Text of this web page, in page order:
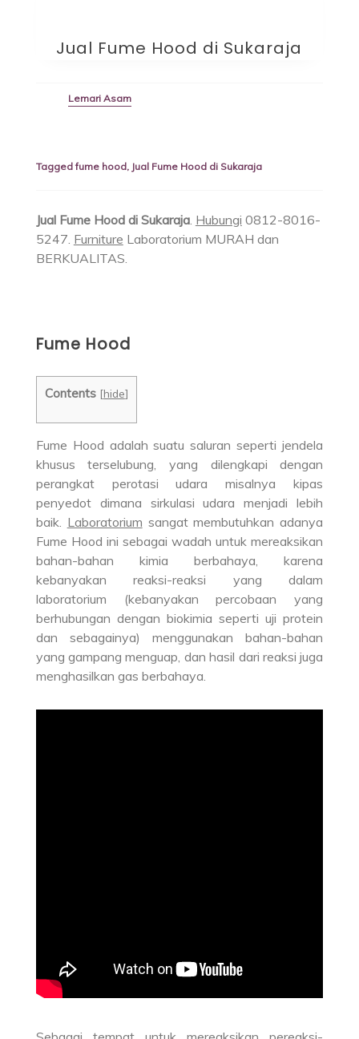
Jual Fume Hood di Sukaraja
Lemari Asam
Taggedfume hood, Jual Fume Hood di Sukaraja
Jual Fume Hood di Sukaraja. Hubungi 0812-8016-
5247. Furniture Laboratorium MURAH dan
BERKUALITAS.
Fume Hood
Contents [hide]
Fume Hood adalah suatu saluran seperti jendela
khusus terselubung, yang dilengkapi dengan
perangkat perotasi udara misalnya kipas
penyedot dimana sirkulasi udara menjadi lebih
baik. Laboratorium sangat membutuhkan adanya
Fume Hood ini sebagai wadah untuk mereaksikan
bahan-bahan kimia berbahaya, karena
kebanyakan reaksi-reaksi yang dalam
laboratorium (kebanyakan percobaan yang
berhubungan dengan biokimia seperti uji protein
dan sebagainya) menggunakan bahan-bahan
yang gampang menguap, dan hasil dari reaksi juga
menghasilkan gas berbahaya.